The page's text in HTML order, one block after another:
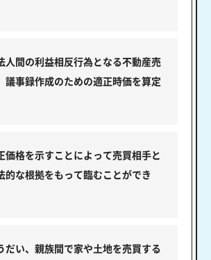
人間の利益相反行為となる不動産売
議事録作成のための適正時価を算定
価格を示すことによって売買相手と
的な根拠をもって臨むことができ
だい、親族間で家や土地を売買する